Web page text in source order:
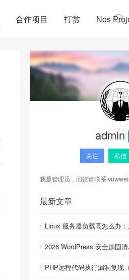
合作项目 打赏 Nos
admin
关注 私信
我是管理员，回馈请联系
最新文章